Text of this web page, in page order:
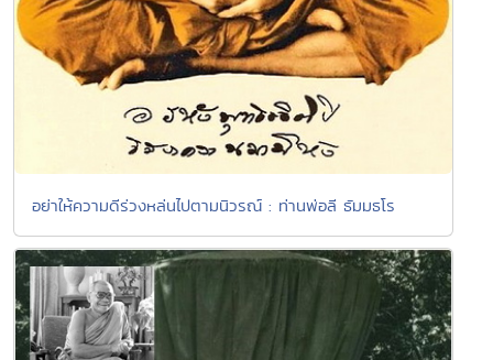
อย่าให้ความดีร่วงหล่นไปตามนิวรณ์ : ท่านพ่อลี ธัมมธโร